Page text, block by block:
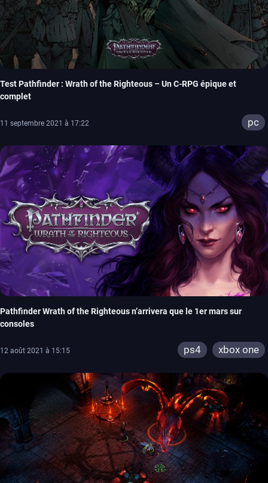
Test Pathfinder : Wrath of the Righteous – Un C-RPG épique et
complet
11 septembre 2021 à 17:22 pc
Pathfinder Wrath of the Righteous n’arrivera que le 1er mars sur
consoles
12 août 2021 à 15:15 ps4 xbox one